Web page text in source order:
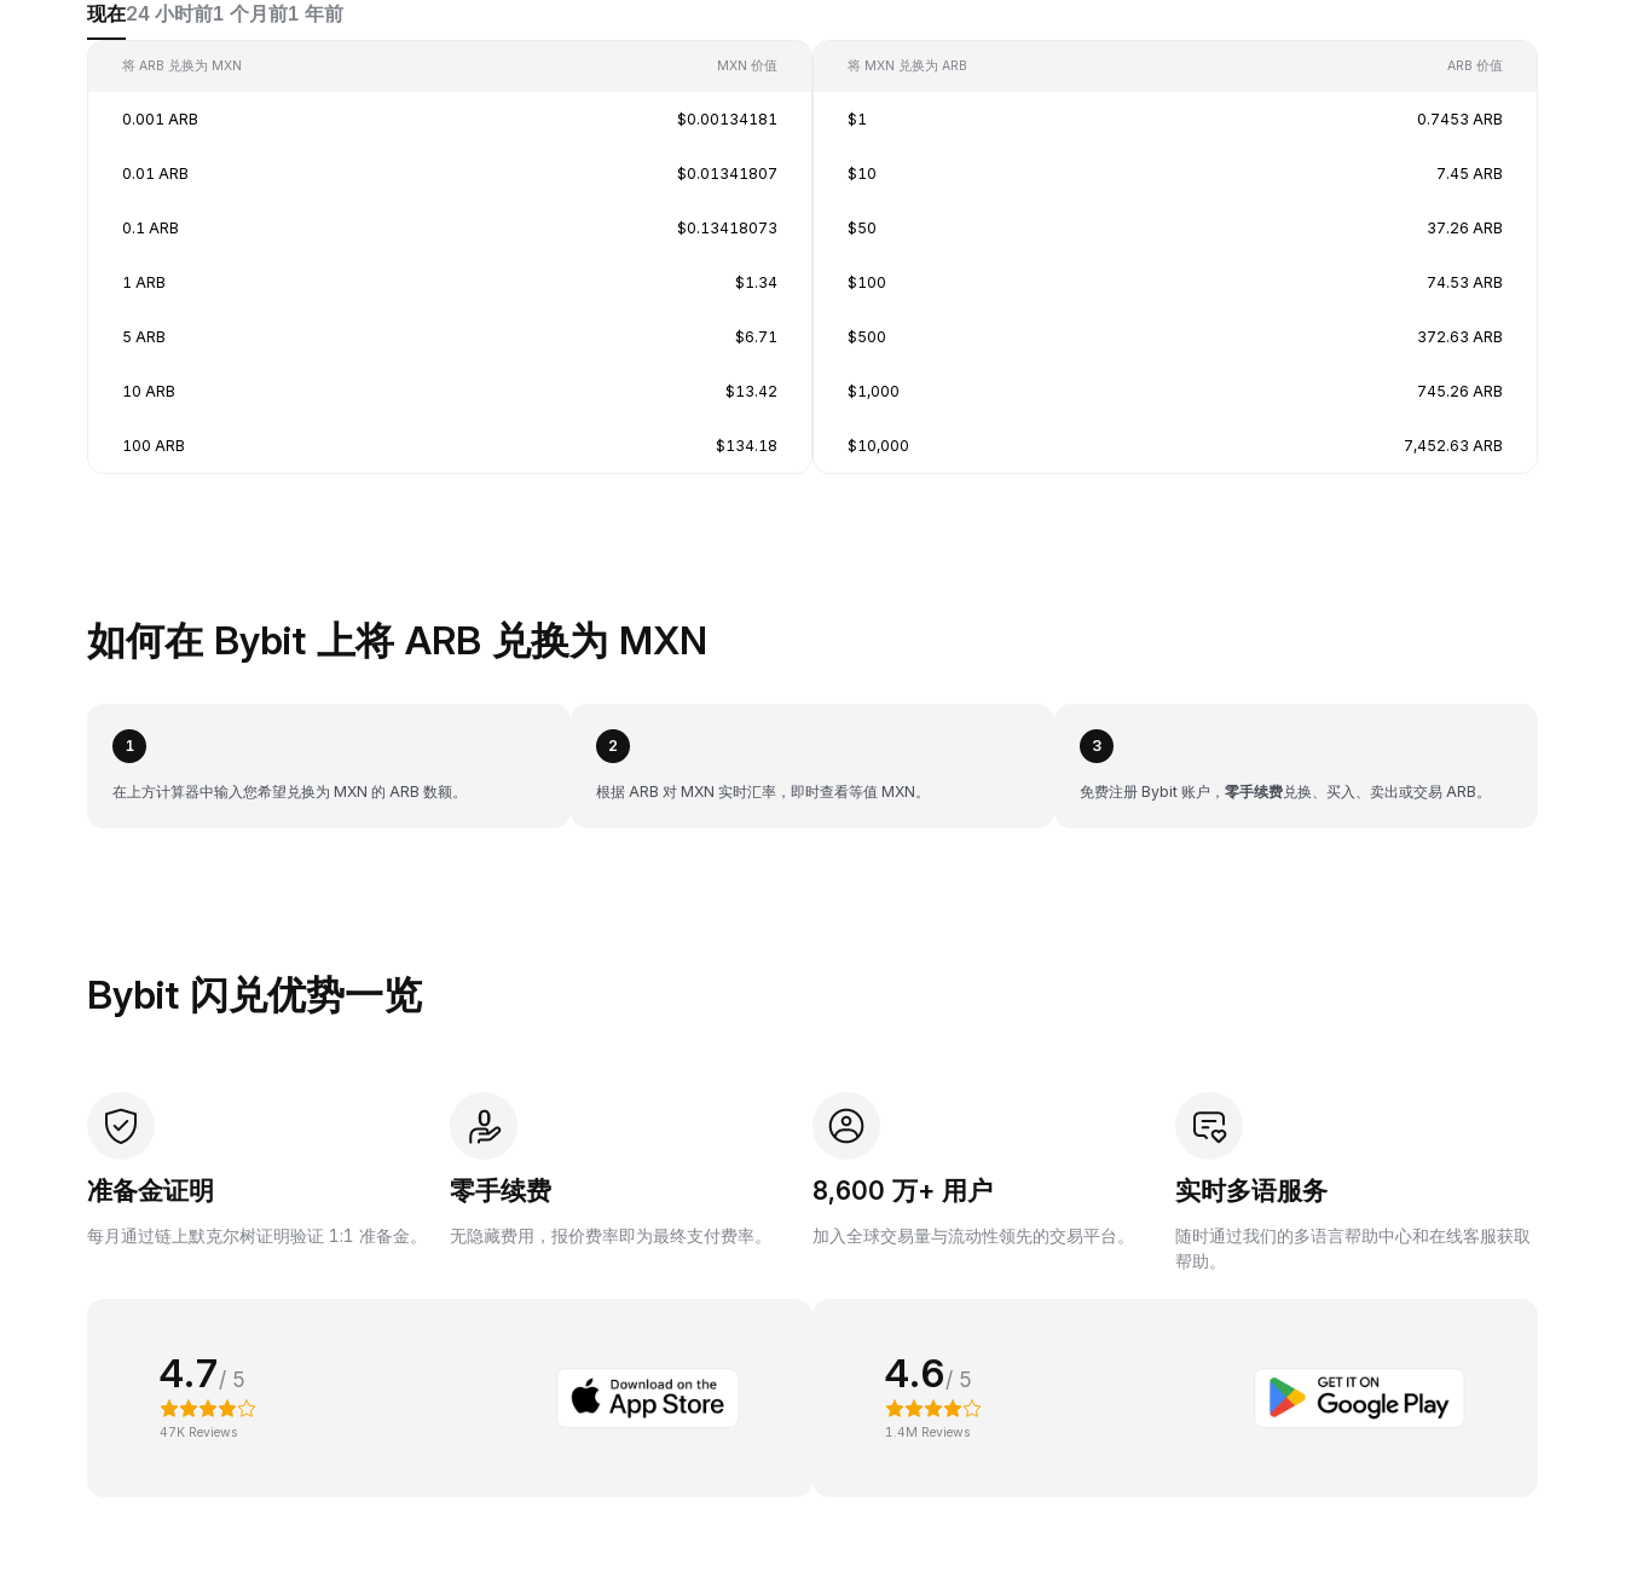
现在24 小时前1 个月前1 年前
将 ARB 兑换为 MXN MXN 价值
0.001 ARB $0.00134181
0.01 ARB $0.01341807
0.1 ARB $0.13418073
1 ARB $1.34
5 ARB $6.71
10 ARB $13.42
100 ARB $134.18
将 MXN 兑换为 ARB ARB 价值
$1 0.7453 ARB
$10 7.45 ARB
$50 37.26 ARB
$100 74.53 ARB
$500 372.63 ARB
$1,000 745.26 ARB
$10,000 7,452.63 ARB
如何在 Bybit 上将 ARB 兑换为 MXN
1
在上方计算器中输入您希望兑换为 MXN 的 ARB 数额。
2
根据 ARB 对 MXN 实时汇率，即时查看等值 MXN。
3
免费注册 Bybit 账户， 零手续费 兑换、买入、卖出或交易 ARB。
Bybit 闪兑优势一览
准备金证明
每月通过链上默克尔树证明验证 1:1 准备金。
零手续费
无隐藏费用，报价费率即为最终支付费率。
8,600 万+ 用户
加入全球交易量与流动性领先的交易平台。
实时多语服务
随时通过我们的多语言帮助中心和在线客服获取
帮助。
4.7/ 5
47K Reviews
4.6/ 5
1.4M Reviews